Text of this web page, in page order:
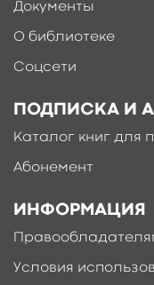
Документы
О библиотеке
Соцсети
ПОДПИСКА И
Каталог книг для
Абонемент
ИНФОРМАЦИЯ
Условия